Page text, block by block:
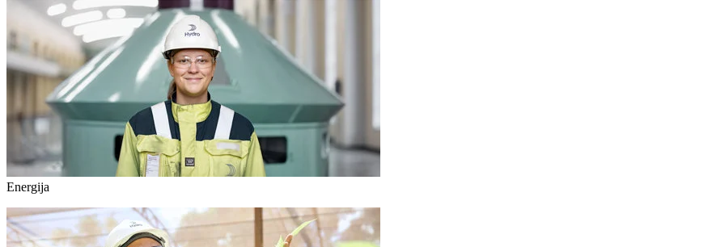
Energija